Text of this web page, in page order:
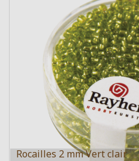
Rocailles 2 mm Vert clair